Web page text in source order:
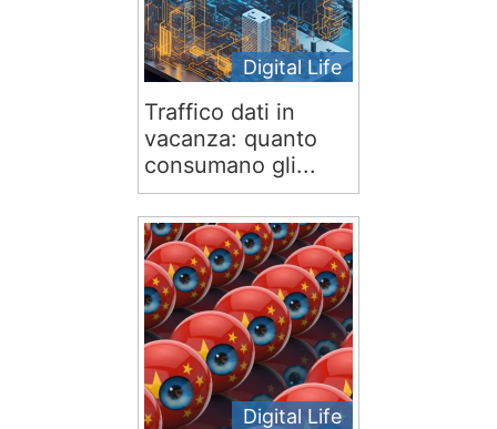
Digital Life
Traffico dati in
vacanza: quanto
consumano gli...
Digital Life